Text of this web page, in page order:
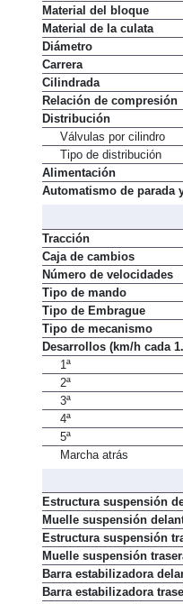
Material del bloque
Material de la culata
Diámetro
Carrera
Cilindrada
Relación de compresión
Distribución
Válvulas por cilindro
Tipo de distribución
Alimentación
Automatismo de parada
Tracción
Caja de cambios
Número de velocidades
Tipo de mando
Tipo de Embrague
Tipo de mecanismo
Desarrollos (km/h cada
1ª
2ª
3ª
4ª
5ª
Marcha atrás
Estructura suspensión
Muelle suspensión
Estructura suspensión
Muelle suspensión
Barra estabilizadora
Barra estabilizadora